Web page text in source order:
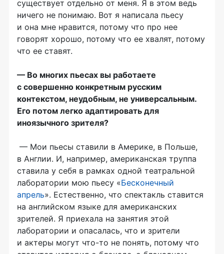
существует отдельно от меня. Я в этом ведь
ничего не понимаю. Вот я написала пьесу
и она мне нравится, потому что про нее
говорят хорошо, потому что ее хвалят, потому
что ее ставят.
— Во многих пьесах вы работаете
с совершенно конкретным русским
контекстом, неудобным, не универсальным.
Его потом легко адаптировать для
иноязычного зрителя?
— Мои пьесы ставили в Америке, в Польше,
в Англии. И, например, американская труппа
ставила у себя в рамках одной театральной
лаборатории мою пьесу «Бесконечный
апрель». Естественно, что спектакль ставится
на английском языке для американских
зрителей. Я приехала на занятия этой
лаборатории и опасалась, что и зрители
и актеры могут что-то не понять, потому что